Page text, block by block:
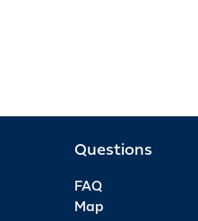
Questions
FAQ
Map